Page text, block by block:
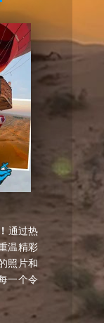
通过热
温精彩
照片和
一个令